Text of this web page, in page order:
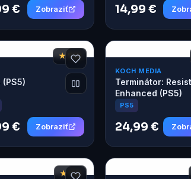
€ Zobraziť 14,99 €
★ 7,4
(PS5)
€ Zobraziť
KOCH MEDIA
Terminátor:
Enhanced (PS5)
PS5
24,99 €
★ 7,2